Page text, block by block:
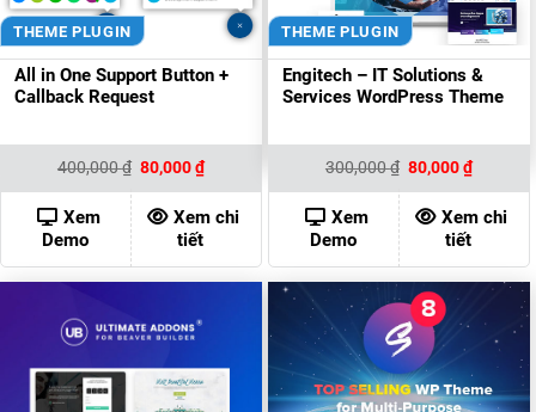
THEME PLUGIN
All in One Support Button +
Callback Request
400,000₫ Giá
gốc
là:
400,000 ₫.
80,000₫Giá
hiện
tại
là:
80,000 ₫.
Xem
Demo
Xem chi
tiết
THEME PLUGIN
Engitech – IT Solutions &
Services WordPress Theme
300,000₫ Giá
gốc
là:
300,000 ₫.
80,000₫Giá
hiện
tại
là:
80,000
Xem
Demo
Xem chi
tiết